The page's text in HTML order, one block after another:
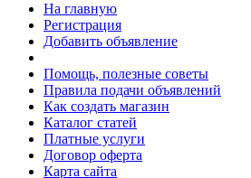
На главную
Регистрация
Добавить объявление
Помощь, полезные советы
Правила подачи объявлений
Как создать магазин
Каталог статей
Платные услуги
Договор оферта
Карта сайта